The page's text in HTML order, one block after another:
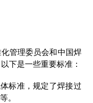
管理委员会和中国焊
下是一些重要标准：
标准，规定了焊接过
。